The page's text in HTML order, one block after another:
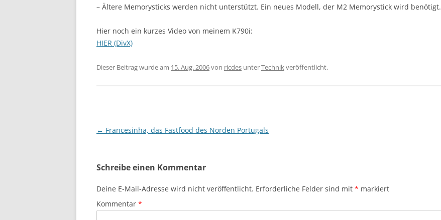
– Ältere Memorysticks werden nicht unterstützt. Ein neues Modell, der M2 Memorystick wird benötigt.
Hier noch ein kurzes Video von meinem K790i:
HIER (DivX)
Dieser Beitrag wurde am 15. Aug. 2006von ricdes unterTechnikveröffentlicht.
Beitragsnavigation
← Francesinha, das Fastfood des Norden Portugals
Schreibe einen Kommentar
Deine E-Mail-Adresse wird nicht veröffentlicht. Erforderliche Felder sind mit * markiert
Kommentar *